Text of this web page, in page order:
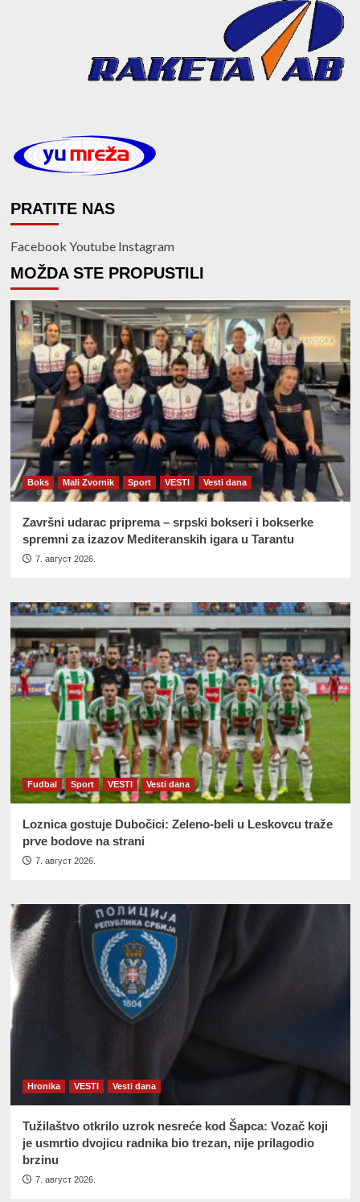
PRATITE NAS
Facebook Youtube Instagram
MOŽDA STE PROPUSTILI
Boks Mali Zvornik Sport VESTI Vesti dana
Završni udarac priprema – srpski bokseri i bokserke
spremni za izazov Mediteranskih igara u Tarantu
7. август 2026.
Fudbal Sport VESTI Vesti dana
Loznica gostuje Dubočici: Zeleno-beli u Leskovcu traže
prve bodove na strani
7. август 2026.
Hronika VESTI Vesti dana
Tužilaštvo otkrilo uzrok nesreće kod Šapca: Vozač koji
je usmrtio dvojicu radnika bio trezan, nije prilagodio
brzinu
7. август 2026.